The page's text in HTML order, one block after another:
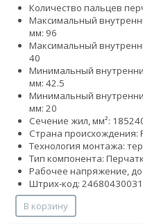
Количество пальцев
Максимальный
мм: 96
Максимальный
40
Минимальный
мм: 42.5
Минимальный
мм: 20
Сечение жил, мм²: 185
Страна происхождения:
Технология монтажа:
Тип компонента:
Рабочее напряжение, до
Штрих-код:
В корзину